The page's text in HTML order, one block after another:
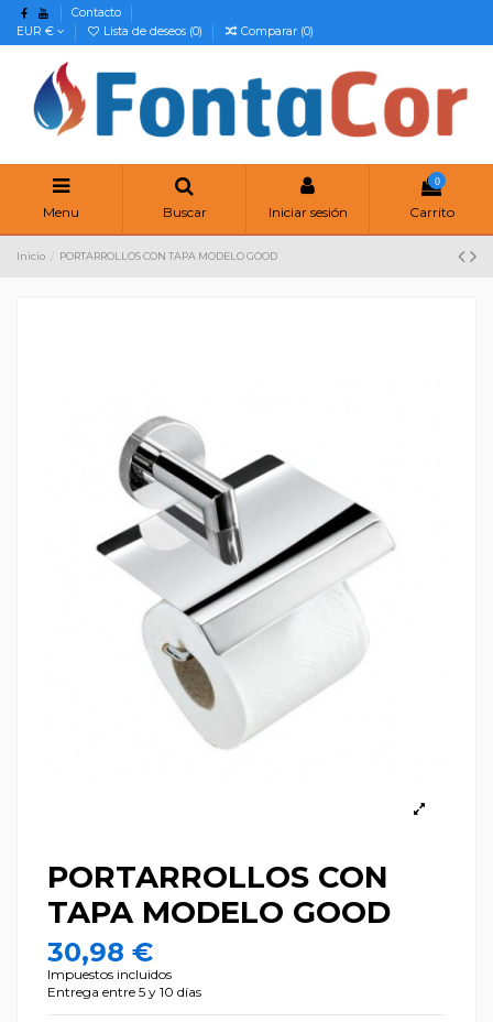
Contacto
EUR €
Lista de deseos (0) Comparar (0)
Menu Buscar Iniciar sesión
0
Carrito
Inicio PORTARROLLOS CON TAPA MODELO GOOD
PORTARROLLOS CON
TAPA MODELO GOOD
30,98 €
Impuestos incluidos
Entrega entre 5 y 10 días